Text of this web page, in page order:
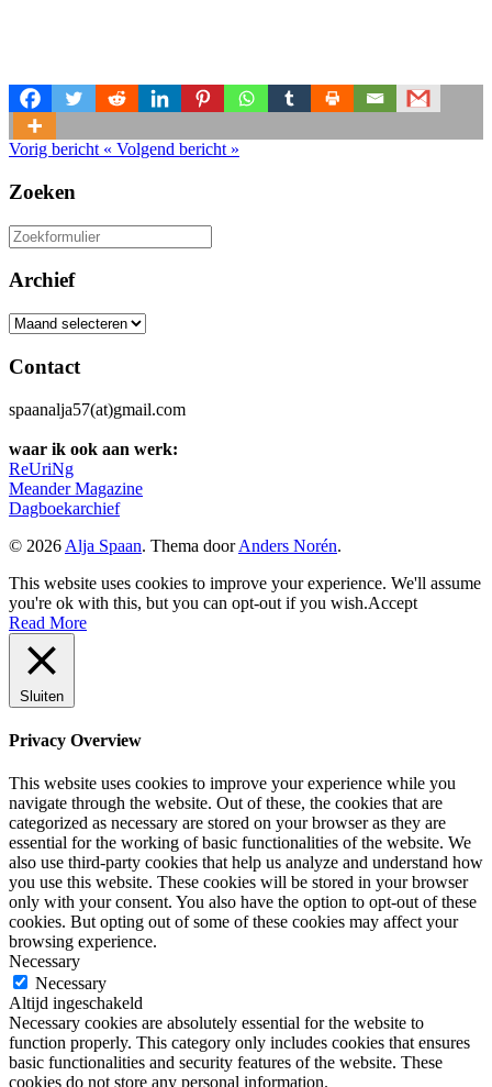
Vorig bericht « Volgend bericht »
Zoeken
Zoeken
naar:
Archief
Archief
Contact
spaanalja57(at)gmail.com
waar ik ook aan werk:
ReUriNg
Meander Magazine
Dagboekarchief
© 2026 Alja Spaan. Thema doorAnders Norén.
This website uses cookies to improve your experience. We'll assume
you're ok with this, but you can opt-out if you wish.Accept
Read More
Sluiten
Privacy Overview
This website uses cookies to improve your experience while you
navigate through the website. Out of these, the cookies that are
categorized as necessary are stored on your browser as they are
essential for the working of basic functionalities of the website. We
also use third-party cookies that help us analyze and understand how
you use this website. These cookies will be stored in your browser
only with your consent. You also have the option to opt-out of these
cookies. But opting out of some of these cookies may affect your
browsing experience.
Necessary
Necessary
Altijd ingeschakeld
Necessary cookies are absolutely essential for the website to
function properly. This category only includes cookies that ensures
basic functionalities and security features of the website. These
cookies do not store any personal information.